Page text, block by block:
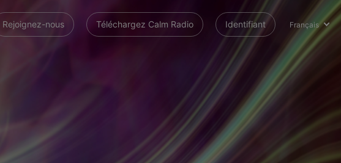
Rejoignez-nous Téléchargez Calm Radio Identifiant Français